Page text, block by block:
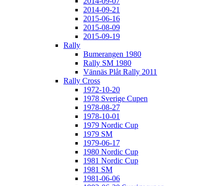
2014-09-21
2015-06-16
2015-08-09
2015-09-19
Rally
Bumerangen 1980
Rally SM 1980
Vännäs Plåt Rally 2011
Rally Cross
1972-10-20
1978 Sverige Cupen
1978-08-27
1978-10-01
1979 Nordic Cup
1979 SM
1979-06-17
1980 Nordic Cup
1981 Nordic Cup
1981 SM
1981-06-06